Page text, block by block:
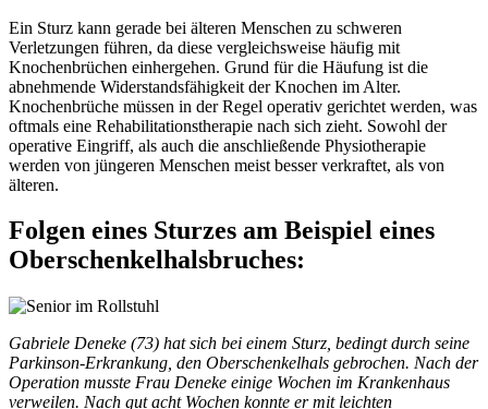
Ein Sturz kann gerade bei älteren Menschen zu schweren
Verletzungen führen, da diese vergleichsweise häufig mit
Knochenbrüchen einhergehen. Grund für die Häufung ist die
abnehmende Widerstandsfähigkeit der Knochen im Alter.
Knochenbrüche müssen in der Regel operativ gerichtet werden, was
oftmals eine Rehabilitationstherapie nach sich zieht. Sowohl der
operative Eingriff, als auch die anschließende Physiotherapie
werden von jüngeren Menschen meist besser verkraftet, als von
älteren.
Folgen eines Sturzes am Beispiel eines
Oberschenkelhalsbruches:
Gabriele Deneke (73) hat sich bei einem Sturz, bedingt durch seine
Parkinson-Erkrankung, den Oberschenkelhals gebrochen. Nach der
Operation musste Frau Deneke einige Wochen im Krankenhaus
verweilen. Nach gut acht Wochen konnte er mit leichten